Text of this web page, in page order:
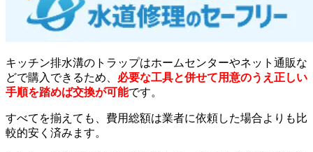
キッチン排水溝のトラップはホームセンターやネット通販な
どで購入できるため、 必要な工具と併せて用意のうえ正しい
手順を踏めば交換が可能です。
すべてを揃えても、費用総額は業者に依頼した場合よりも比
較的安く済みます。